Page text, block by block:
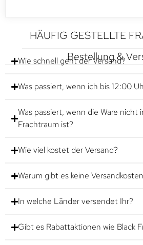
HÄUFIG GESTELLTE
Bestellung &
Wie schnell geht der Versand?
Was passiert, wenn ich bis 12:00
Was passiert, wenn die Ware nicht
Frachtraum ist?
Wie viel kostet der Versand?
Warum gibt es keine
In welche Länder versendet Ihr?
Gibt es Rabattaktionen wie Black